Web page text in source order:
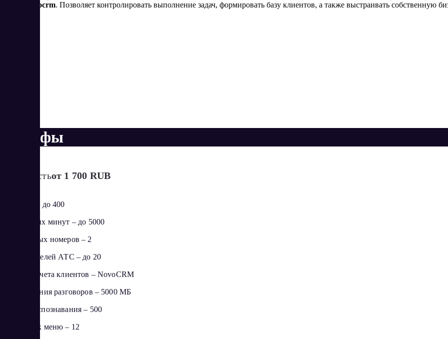
Novocrm. Позволяет контролировать выполнение задач, формировать базу клиентов, а также выстраивать собственную
Тарифы
Стоимостьот 1 700 RUB
Команда – до 400
Бесплатных минут – до 5000
Телефонных номеров – 2
Пользователей АТС – до 20
Система учета клиентов – NovoCRM
Для хранения разговоров – 5000 МБ
Минут распознавания – 500
Голосовых меню – 12